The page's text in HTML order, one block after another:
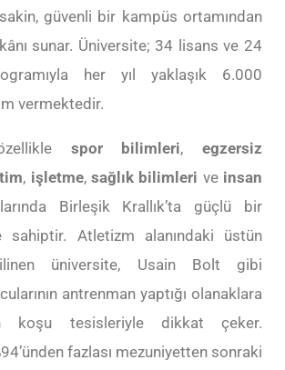
güvenli bir kampüs ortamından
sunar. Üniversite; 34 lisans ve 24
her yıl yaklaşık 6.000
vermektedir.
spor bilimleri,egzersiz
, işletme,sağlık bilimleri ve insan
Birleşik Krallık’ta güçlü bir
sahiptir. Atletizm alanındaki üstün
üniversite, Usain Bolt gibi
antrenman yaptığı olanaklara
koşu tesisleriyle dikkat çeker.
fazlası mezuniyetten sonraki